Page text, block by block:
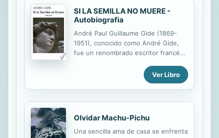
SI LA SEMILLA NO MUERE -
Autobiografia
André Paul Guillaume Gide (1869-
1951), conocido como André Gide,
fue un renombrado escritor francés.
fundador de la prestigiosa Editora
Gallimard, André Gide es el autor de
livros memorables como: "El
Inmoralista", "Si la semilla no muore",
Monederos Falsos", entre otros. Su
obra tiene muchos aspectos
Ver Libro
Olvidar Machu-Pichu
Una sencilla ama de casa se enfrenta